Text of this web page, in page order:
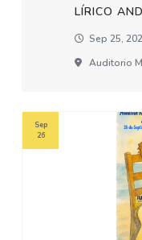
LÍRICO
Sep 25,
Auditorio
Sep
26